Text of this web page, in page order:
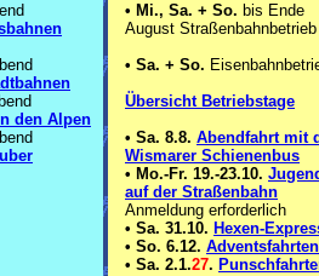
den Alpen
• Mi., Sa. + So. bis Ende
August Straßenbahnbetrieb
• Sa. + So.
Übersicht Betriebstage
• Sa. 8.8. Abendfahrt mit
Wismarer Schienenbus
• Mo.-Fr. 19.-23.10.
auf der Straßenbahn
Anmeldung erforderlich
• Sa. 31.10. Hexen-
• So. 6.12. Adventsfahrten
• Sa. 2.1.27.